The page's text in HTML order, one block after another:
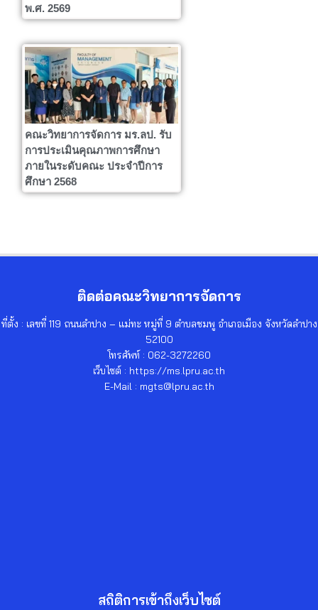
พ.ศ. 2569
คณะวิทยาการจัดการ มร.ลป. รับ
การประเมินคุณภาพการศึกษา
ภายในระดับคณะ ประจำปีการ
ศึกษา 2568
ติดต่อคณะวิทยาการจัดการ
ที่ตั้ง : เลขที่ 119 ถนนลำปาง – แม่ทะ หมู่ที่ 9 ตำบลชมพู อำเภอเมือง จังหวัดลำปาง
52100
โทรศัพท์ : 062-3272260
เว็บไซต์ : https://ms.lpru.ac.th
E-Mail : mgts@lpru.ac.th
สถิติการเข้าถึงเว็บไซต์